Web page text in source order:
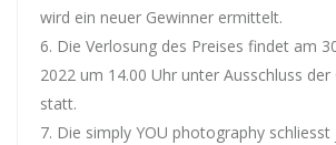
wird ein neuer Gewinner ermittelt.
Die Verlosung des Preises findet am
2022 um 14.00 Uhr unter Ausschluss
statt.
Die simply YOU photography